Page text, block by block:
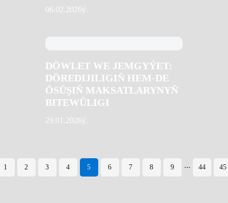
06.02.2026ý.
DÖWLET WE JEMGYÝET:
DÖREDIJILIGIŇ HEM-DE
ÖSÜŞIŇ MAKSATLARYNYŇ
BITEWÜLIGI
29.01.2026ý.
1 2 3 4 5 6 7 8 9 ... 44 45